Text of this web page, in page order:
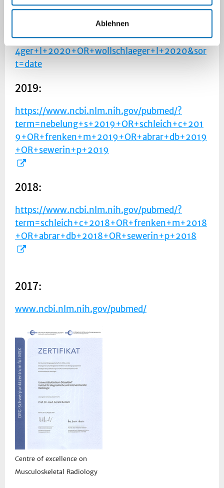
Ablehnen
term=nebelung+s+2020+OR+schleich+c+202
0+OR+frenken+m+2020+OR+abrar+db+202
0+OR+sewerin+p+2020+OR+wollschl%C3%A
4ger+l+2020+OR+wollschlaeger+l+2020&sor
t=date
2019:
https://www.ncbi.nlm.nih.gov/pubmed/?
term=nebelung+s+2019+OR+schleich+c+201
9+OR+frenken+m+2019+OR+abrar+db+2019
+OR+sewerin+p+2019
2018:
https://www.ncbi.nlm.nih.gov/pubmed/?
term=schleich+c+2018+OR+frenken+m+2018
+OR+abrar+db+2018+OR+sewerin+p+2018
2017:
www.ncbi.nlm.nih.gov/pubmed/
Centre of excellence on
Musculoskeletal Radiology